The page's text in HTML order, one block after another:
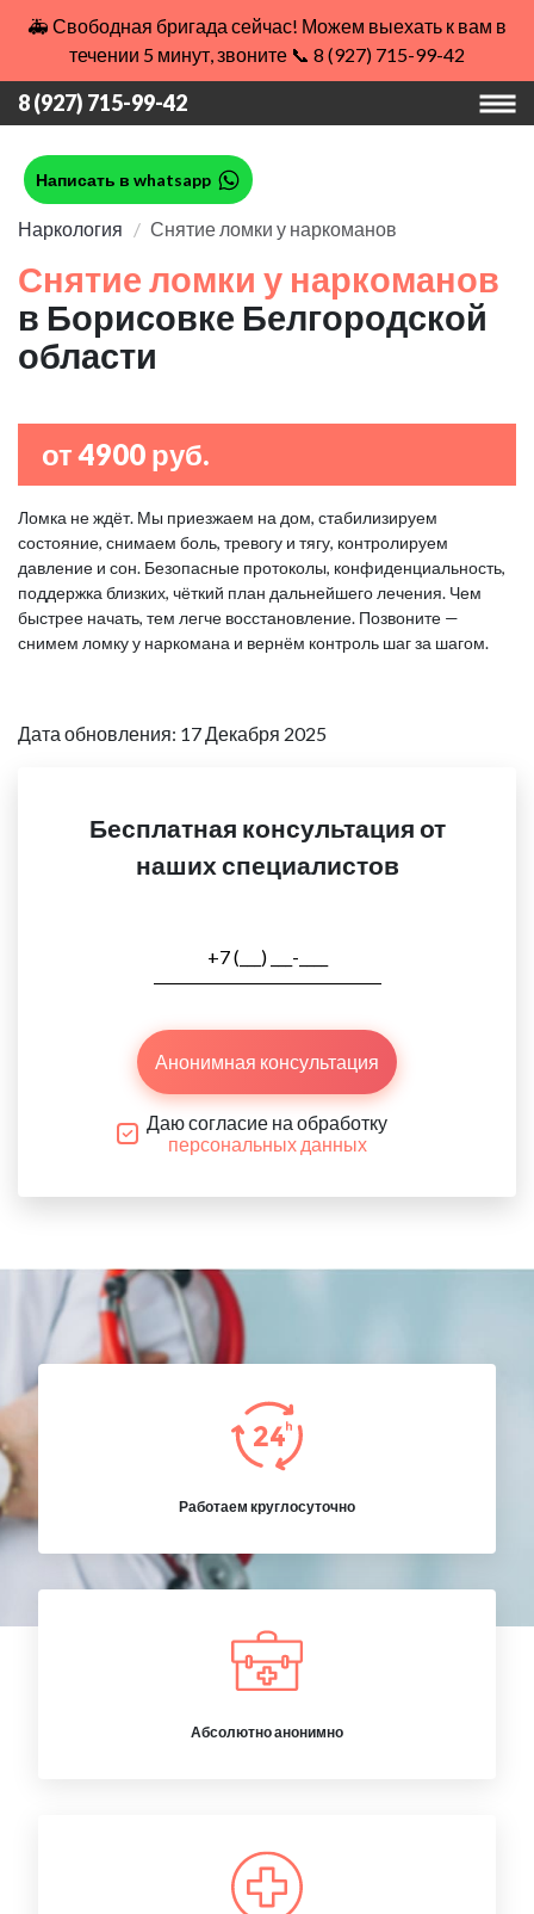
🚑 Свободная бригада сейчас! Можем выехать к вам в
течении 5 минут, звоните 📞 8 (927) 715-99-42
8 (927) 715-99-42
Написать в whatsapp
Наркология Снятие ломки у наркоманов
Снятие ломки у наркоманов
в Борисовке Белгородской
области
от 4900 руб.
Ломка не ждёт. Мы приезжаем на дом, стабилизируем
состояние, снимаем боль, тревогу и тягу, контролируем
давление и сон. Безопасные протоколы, конфиденциальность,
поддержка близких, чёткий план дальнейшего лечения. Чем
быстрее начать, тем легче восстановление. Позвоните —
снимем ломку у наркомана и вернём контроль шаг за шагом.
Дата обновления: 17 Декабря 2025
Бесплатная консультация от
наших специалистов
Анонимная консультация
Даю согласие на обработку
персональных данных
Работаем круглосуточно
Абсолютно анонимно